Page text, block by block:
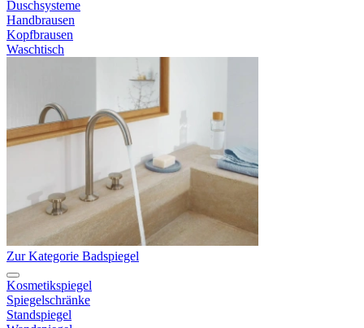
Duschsysteme
Handbrausen
Kopfbrausen
Waschtisch
Zur Kategorie Badspiegel
Kosmetikspiegel
Spiegelschränke
Standspiegel